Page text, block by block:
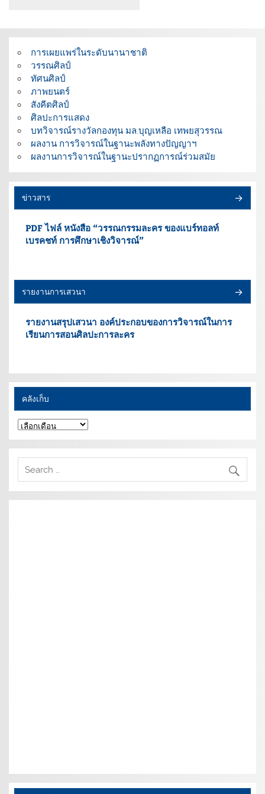
การเผยแพร่ในระดับนานาชาติ
วรรณศิลป์
ทัศนศิลป์
ภาพยนตร์
สังคีตศิลป์
ศิลปะการแสดง
บทวิจารณ์รางวัลกองทุน มล.บุญเหลือ เทพยสุวรรณ
ผลงาน การวิจารณ์ในฐานะพลังทางปัญญาฯ
ผลงานการวิจารณ์ในฐานะปรากฏการณ์ร่วมสมัย
ข่าวสาร
PDF ไฟล์ หนังสือ “วรรณกรรมละคร ของแบร์ทอลท์
เบรคชท์ การศึกษาเชิงวิจารณ์”
รายงานการเสวนา
รายงานสรุปเสวนา องค์ประกอบของการวิจารณ์ในการ
เรียนการสอนศิลปะการละคร
คลังเก็บ
คลัง
เก็บ